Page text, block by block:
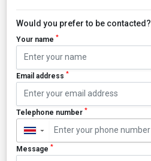
Would you prefer to be contacted?
Your name *
Email address *
Telephone number *
▼
Message *